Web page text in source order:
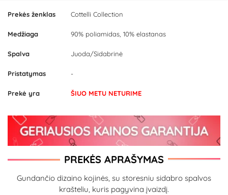
Prekės ženklas Cottelli Collection
Medžiaga 90% poliamidas, 10% elastanas
Spalva Juoda/Sidabrinė
Pristatymas -
Prekė yra ŠIUO METU NETURIME
PREKĖS APRAŠYMAS
Gundančio dizaino kojinės, su storesniu sidabro spalvos
krašteliu, kuris pagyvina įvaizdį.